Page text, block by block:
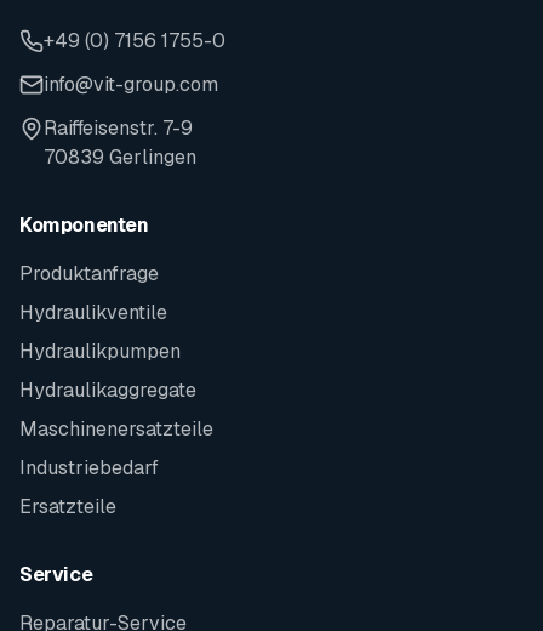
+49 (0) 7156 1755-0
info@vit-group.com
Raiffeisenstr. 7-9
70839 Gerlingen
Komponenten
Produktanfrage
Hydraulikventile
Hydraulikpumpen
Hydraulikaggregate
Maschinenersatzteile
Industriebedarf
Ersatzteile
Service
Reparatur-Service